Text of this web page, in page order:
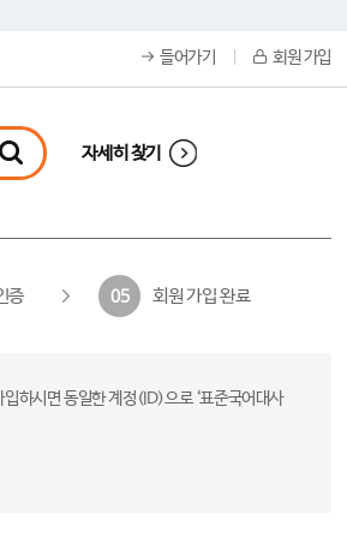
들어가기 회원 가입
자세히 찾기
증 05 회원 가입 완료
하시면 동일한 계정(ID)으로 ‘표준국어대사